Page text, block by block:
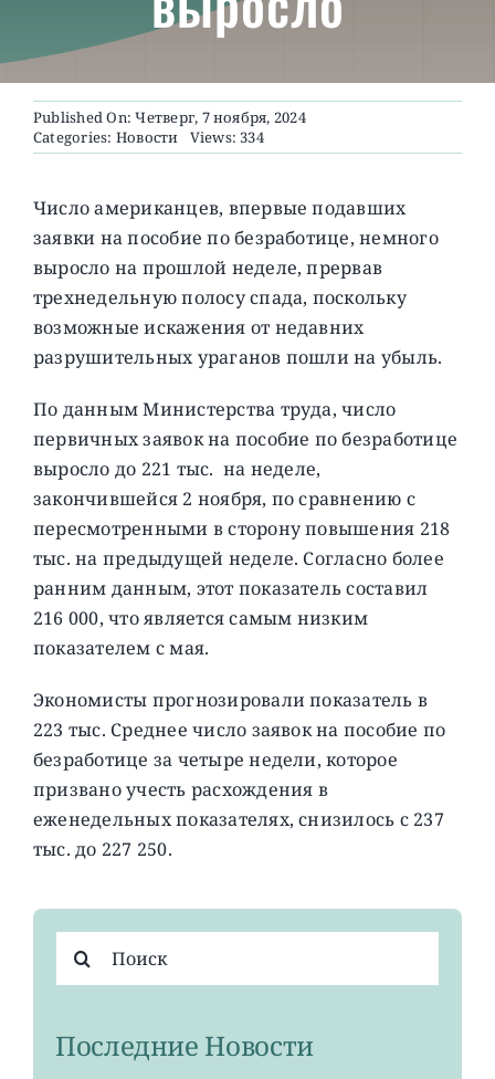
О ПРОЕКТЕ
Published On: Четверг, 7 ноября, 2024
Categories: Новости Views: 334
Число американцев, впервые подавших
заявки на пособие по безработице, немного
выросло на прошлой неделе, прервав
трехнедельную полосу спада, поскольку
возможные искажения от недавних
разрушительных ураганов пошли на убыль.
По данным Министерства труда, число
первичных заявок на пособие по безработице
выросло до 221 тыс. на неделе,
закончившейся 2 ноября, по сравнению с
пересмотренными в сторону повышения 218
тыс. на предыдущей неделе. Согласно более
ранним данным, этот показатель составил
216 000, что является самым низким
показателем с мая.
Экономисты прогнозировали показатель в
223 тыс. Среднее число заявок на пособие по
безработице за четыре недели, которое
призвано учесть расхождения в
еженедельных показателях, снизилось с 237
тыс. до 227 250.
поиска:
Последние Новости